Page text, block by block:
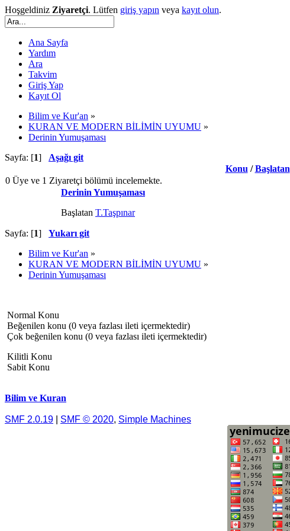
Hoşgeldiniz Ziyaretçi. Lütfen giriş yapın veya kayıt olun.
Ana Sayfa
Yardım
Ara
Takvim
Giriş Yap
Kayıt Ol
Bilim ve Kur'an »
KURAN VE MODERN BİLİMİN UYUMU »
Derinin Yumuşaması
Sayfa: [1] Aşağı git
Konu /Başlatan
0 Üye ve 1 Ziyaretçi bölümü incelemekte.
Derinin Yumuşaması
Başlatan T.Taşpınar
Sayfa: [1] Yukarı git
Bilim ve Kur'an »
KURAN VE MODERN BİLİMİN UYUMU »
Derinin Yumuşaması
Normal Konu
Beğenilen konu (0 veya fazlası ileti içermektedir)
Çok beğenilen konu (0 veya fazlası ileti içermektedir)
Kilitli Konu
Sabit Konu
Bilim ve Kuran
SMF 2.0.19 SMF © 2020, Simple Machines